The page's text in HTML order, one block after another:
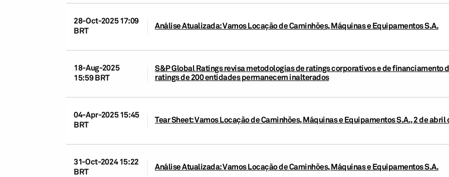
28-Oct-2025 17:09
BRT
Análise Atualizada: Vamos Locação de Caminhões, Máquinas e Equipamentos S.A.
18-Aug-2025
15:59 BRT
S&P Global Ratings revisa metodologias de ratings corporativos e de financiamento
ratings de 200 entidades permanecem inalterados
04-Apr-2025 15:45
BRT
Tear Sheet: Vamos Locação de Caminhões, Máquinas e Equipamentos S.A., 2 de abril
31-Oct-2024 15:22
BRT
Análise Atualizada: Vamos Locação de Caminhões, Máquinas e Equipamentos S.A.